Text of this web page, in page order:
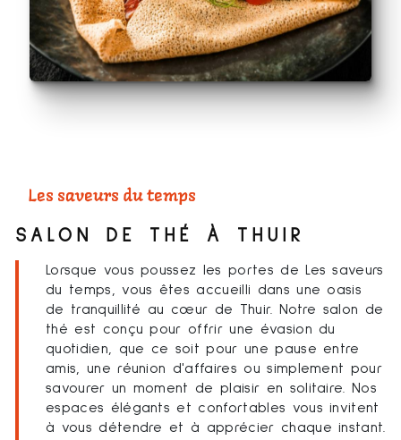
Les saveurs du temps
SALON DE THÉ À THUIR
Lorsque vous poussez les portes de Les saveurs
du temps, vous êtes accueilli dans une oasis
de tranquillité au cœur de Thuir. Notre salon de
thé est conçu pour offrir une évasion du
quotidien, que ce soit pour une pause entre
amis, une réunion d'affaires ou simplement pour
savourer un moment de plaisir en solitaire. Nos
espaces élégants et confortables vous invitent
à vous détendre et à apprécier chaque instant.